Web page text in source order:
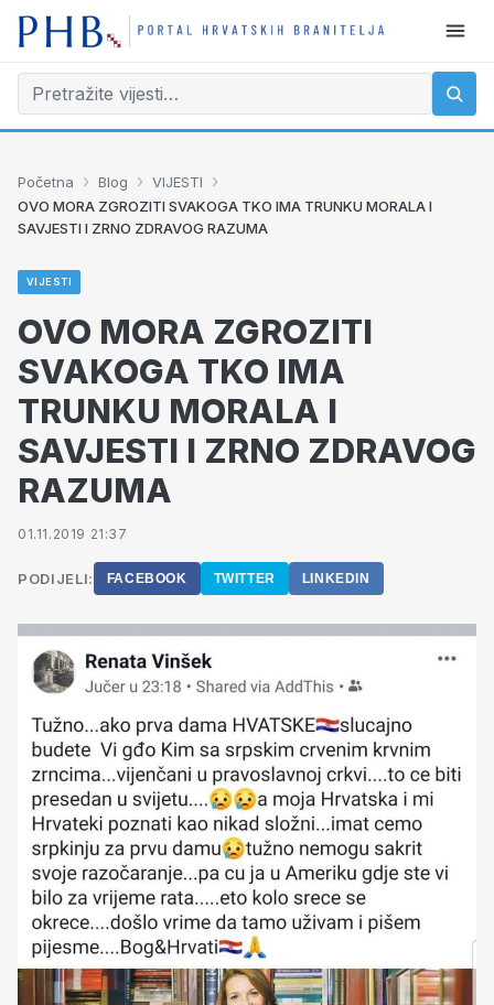
Početna › Blog › VIJESTI ›
OVO MORA ZGROZITI SVAKOGA TKO IMA TRUNKU MORALA I
SAVJESTI I ZRNO ZDRAVOG RAZUMA
VIJESTI
OVO MORA ZGROZITI
SVAKOGA TKO IMA
TRUNKU MORALA I
SAVJESTI I ZRNO ZDRAVOG
RAZUMA
01.11.2019 21:37
PODIJELI: FACEBOOK TWITTER LINKEDIN